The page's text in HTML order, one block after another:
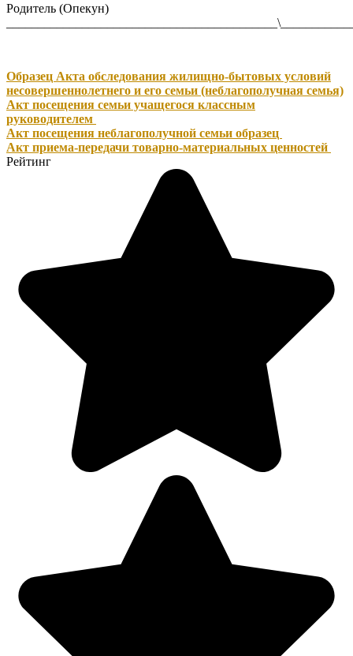
Родитель (Опекун)
Образец Акта обследования жилищно-бытовых условий
несовершеннолетнего и его семьи (неблагополучная семья)
Акт посещения семьи учащегося классным
руководителем
Акт посещения неблагополучной семьи образец
Акт приема-передачи товарно-материальных ценностей
Рейтинг